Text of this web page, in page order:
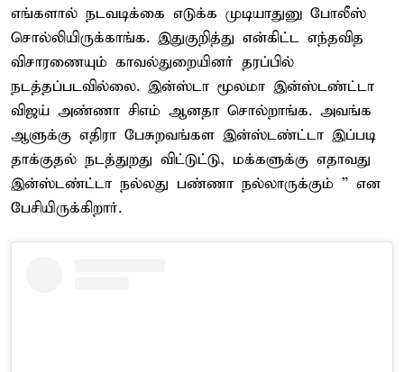
எங்களால் நடவடிக்கை எடுக்க முடியாதுனு போலீஸ்
சொல்லியிருக்காங்க. இதுகுறித்து என்கிட்ட எந்தவித
விசாரணையும் காவல்துறையினர் தரப்பில்
நடத்தப்படவில்லை. இன்ஸ்டா மூலமா இன்ஸ்டண்ட்டா
விஜய் அண்ணா சிஎம் ஆனதா சொல்றாங்க. அவங்க
ஆளுக்கு எதிரா பேசுறவங்கள இன்ஸ்டண்ட்டா இப்படி
தாக்குதல் நடத்துறது விட்டுட்டு, மக்களுக்கு எதாவது
இன்ஸ்டண்ட்டா நல்லது பண்ணா நல்லாருக்கும் ” என
பேசியிருக்கிறார்.